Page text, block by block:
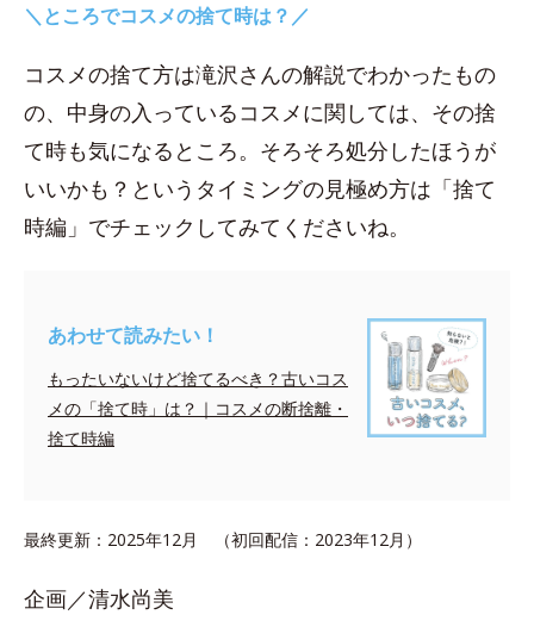
＼ところでコスメの捨て時は？／
コスメの捨て方は滝沢さんの解説でわかったもの
の、中身の入っているコスメに関しては、その捨
て時も気になるところ。そろそろ処分したほうが
いいかも？というタイミングの見極め方は「捨て
時編」でチェックしてみてくださいね。
あわせて読みたい！
もったいないけど捨てるべき？古いコス
メの「捨て時」は？｜コスメの断捨離・
捨て時編
最終更新：2025年12月 （初回配信：2023年12月）
企画／清水尚美